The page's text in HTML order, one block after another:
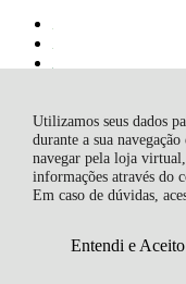
Utilizamos seus dados
durante a sua
navegar pela loja
informações através do
Em caso de dúvidas,
Entendi e Aceito
Brafer Comércio de
Daniel Brunning - 2756
- SC
Brafer - 2026
R$ 15,25